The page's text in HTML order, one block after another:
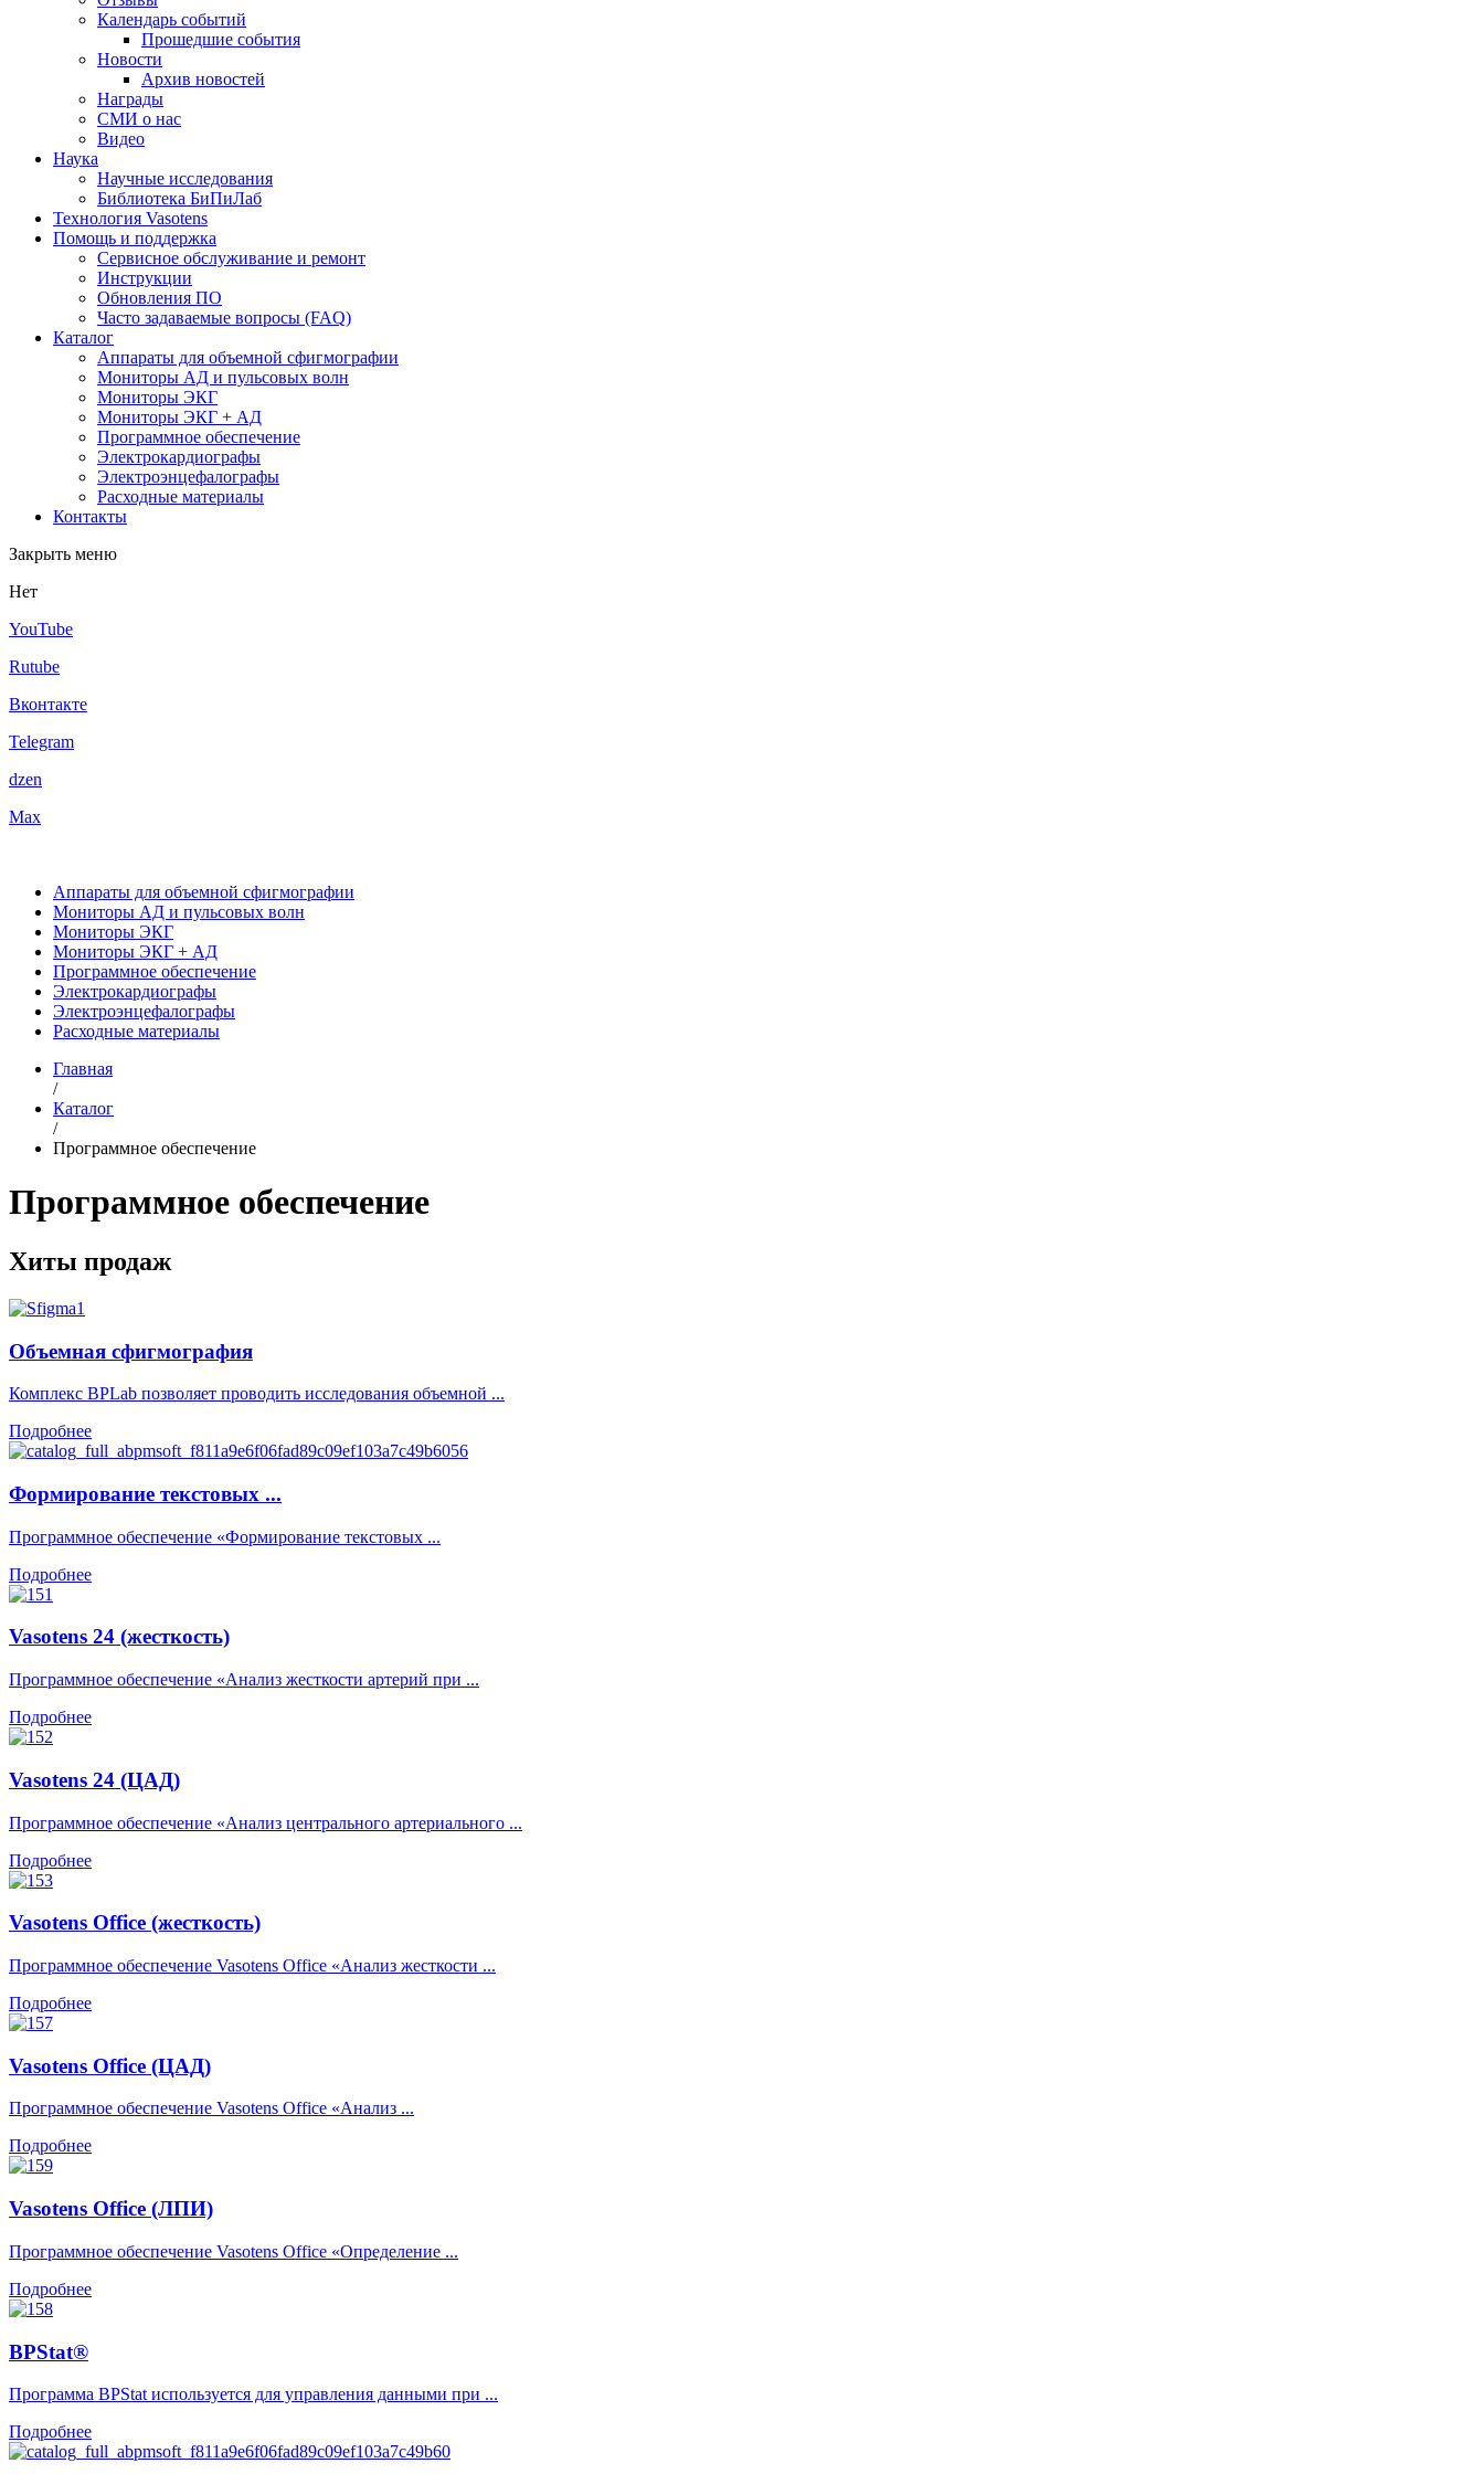
Календарь событий
Прошедшие события
Новости
Архив новостей
Награды
СМИ о нас
Видео
Наука
Научные исследования
Библиотека БиПиЛаб
Технология Vasotens
Помощь и поддержка
Сервисное обслуживание и ремонт
Инструкции
Обновления ПО
Часто задаваемые вопросы (FAQ)
Каталог
Аппараты для объемной сфигмографии
Мониторы АД и пульсовых волн
Мониторы ЭКГ
Мониторы ЭКГ + АД
Программное обеспечение
Электрокардиографы
Электроэнцефалографы
Расходные материалы
Контакты
Закрыть меню
Нет
YouTube
Rutube
Вконтакте
Telegram
dzen
Max
Аппараты для объемной сфигмографии
Мониторы АД и пульсовых волн
Мониторы ЭКГ
Мониторы ЭКГ + АД
Программное обеспечение
Электрокардиографы
Электроэнцефалографы
Расходные материалы
Главная
/
Каталог
/
Программное обеспечение
Программное обеспечение
Хиты продаж
Объемная сфигмография
Комплекс BPLab позволяет проводить исследования объемной ...
Подробнее
Формирование текстовых ...
Программное обеспечение «Формирование текстовых ...
Подробнее
Vasotens 24 (жесткость)
Программное обеспечение «Анализ жесткости артерий при ...
Подробнее
Vasotens 24 (ЦАД)
Программное обеспечение «Анализ центрального артериального ...
Подробнее
Vasotens Office (жесткость)
Программное обеспечение Vasotens Office «Анализ жесткости ...
Подробнее
Vasotens Office (ЦАД)
Программное обеспечение Vasotens Office «Анализ ...
Подробнее
Vasotens Office (ЛПИ)
Программное обеспечение Vasotens Office «Определение ...
Подробнее
BPStat®
Программа BPStat используется для управления данными при ...
Подробнее